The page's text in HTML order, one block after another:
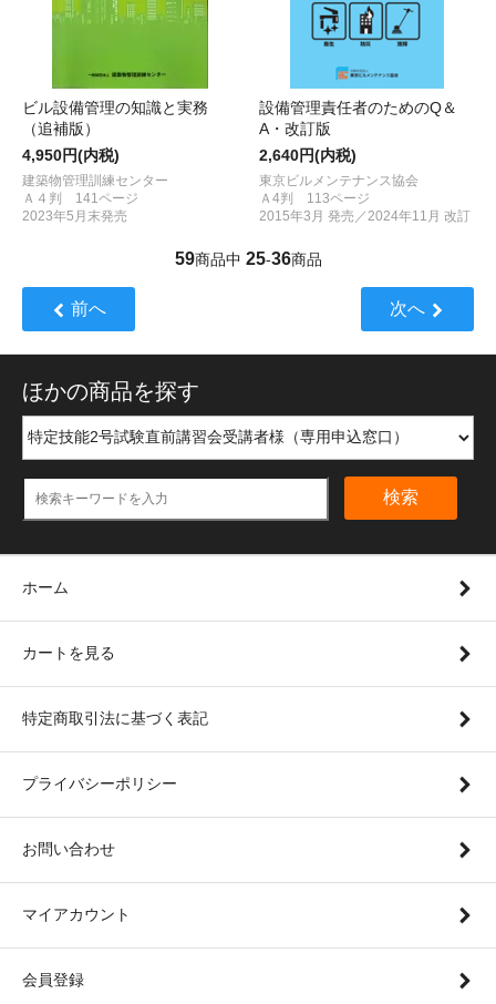
ビル設備管理の知識と実務
（追補版）
4,950円(内税)
建築物管理訓練センター
Ａ４判 141ページ
2023年5月末発売
設備管理責任者のためのQ＆
A・改訂版
2,640円(内税)
東京ビルメンテナンス協会
Ａ4判 113ページ
2015年3月 発売／2024年11月 改訂
59商品中 25-36商品
前へ 次へ
ほかの商品を探す
検索
ホーム
カートを見る
特定商取引法に基づく表記
プライバシーポリシー
お問い合わせ
マイアカウント
会員登録